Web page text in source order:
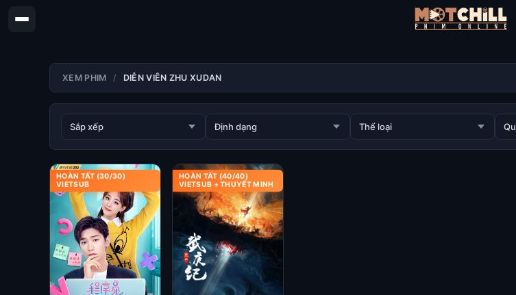
XEM PHIM DIỄN VIÊN ZHU XUDAN
HOÀN TẤT (30/30)
VIETSUB
HOÀN TẤT (40/40)
VIETSUB + THUYẾT MINH